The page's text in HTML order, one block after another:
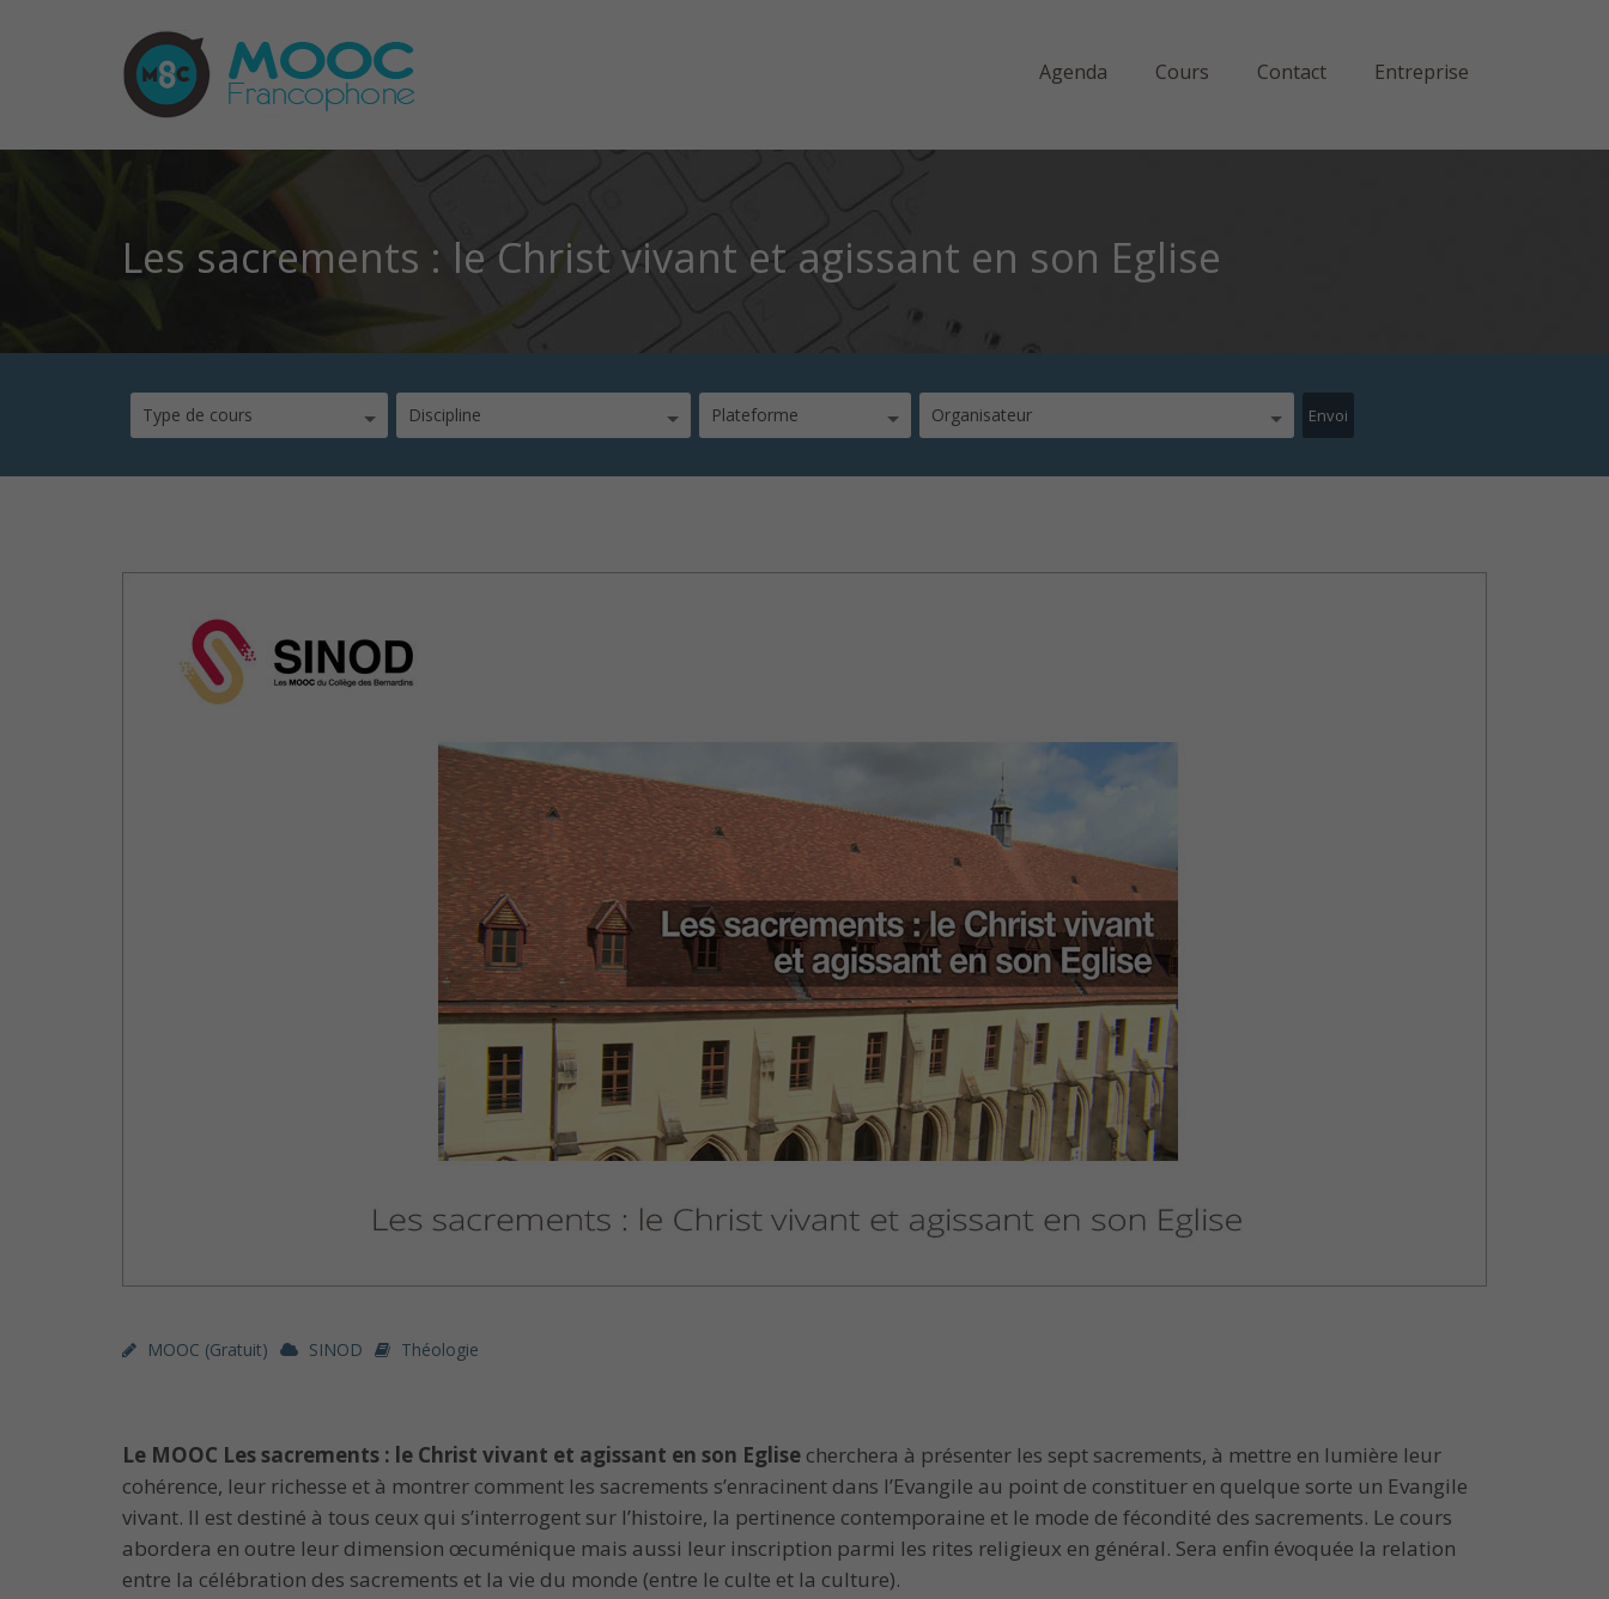
Agenda Cours Contact Entreprise
Les sacrements : le Christ vivant et agissant en son Eglise
Type de cours Discipline Plateforme Organisateur
MOOC (gratuit) SINOD Théologie
Le MOOC Les sacrements : le Christ vivant et agissant en son Eglise cherchera à présenter les sept sacrements, à mettre en lumière leur
cohérence, leur richesse et à montrer comment les sacrements s’enracinent dans l’Evangile au point de constituer en quelque sorte un Evangile
vivant. Il est destiné à tous ceux qui s’interrogent sur l’histoire, la pertinence contemporaine et le mode de fécondité des sacrements. Le cours
abordera en outre leur dimension œcuménique mais aussi leur inscription parmi les rites religieux en général. Sera enfin évoquée la relation
entre la célébration des sacrements et la vie du monde (entre le culte et la culture).